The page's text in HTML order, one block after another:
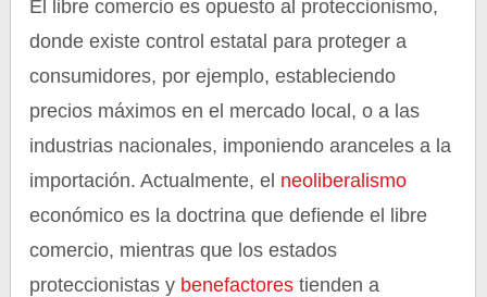
El libre comercio es opuesto al proteccionismo,
donde existe control estatal para proteger a
consumidores, por ejemplo, estableciendo
precios máximos en el mercado local, o a las
industrias nacionales, imponiendo aranceles a la
importación. Actualmente, el neoliberalismo
económico es la doctrina que defiende el libre
comercio, mientras que los estados
proteccionistas y benefactores tienden a